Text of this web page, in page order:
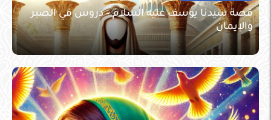
قصة سيدنا يوسف عليه السلام – دروس في الصبر
والإيمان